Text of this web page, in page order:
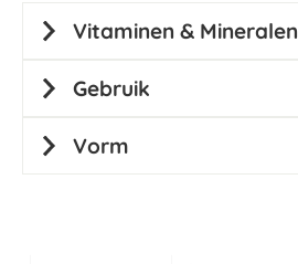
Vitaminen & Mineralen
Gebruik
Vorm